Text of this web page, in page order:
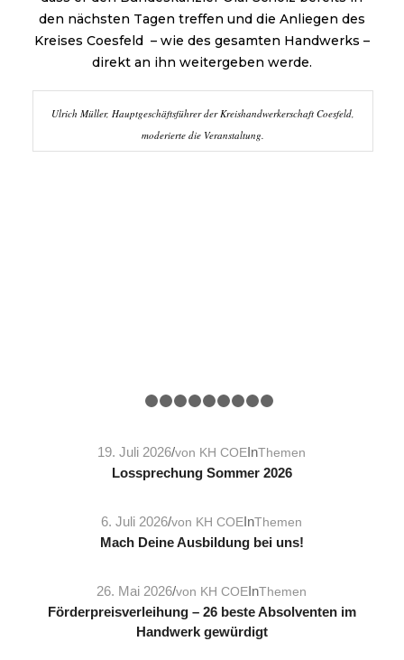
den nächsten Tagen treffen und die Anliegen des
Kreises Coesfeld – wie des gesamten Handwerks –
direkt an ihn weitergeben werde.
Ulrich Müller, Hauptgeschäftsführer der Kreishandwerkerschaft Coesfeld,
moderierte die Veranstaltung.
1 2 3 4
19. Juli 2026/von KH COEInThemen
Lossprechung Sommer 2026
6. Juli 2026/von KH COEInThemen
Mach Deine Ausbildung bei uns!
26. Mai 2026/von KH COEInThemen
Förderpreisverleihung – 26 beste Absolventen im
Handwerk gewürdigt